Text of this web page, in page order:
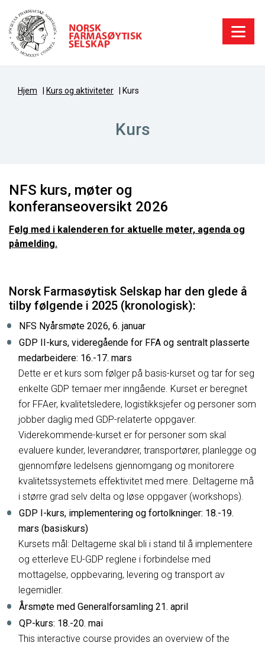
Hjem Kurs og aktiviteter Kurs
Kurs
NFS kurs, møter og
konferanseoversikt 2026
Følg med i kalenderen for aktuelle møter, agenda og
påmelding.
Norsk Farmasøytisk Selskap har den glede å
tilby følgende i 2025 (kronologisk):
NFS Nyårsmøte 2026, 6. januar
GDP II-kurs, videregående for FFA og sentralt plasserte
medarbeidere: 16.-17. mars
Dette er et kurs som følger på basis-kurset og tar for seg
enkelte GDP temaer mer inngående. Kurset er beregnet
for FFAer, kvalitetsledere, logistikksjefer og personer som
jobber daglig med GDP-relaterte oppgaver.
Viderekommende-kurset er for personer som skal
evaluere kunder, leverandører, transportører, planlegge og
gjennomføre ledelsens gjennomgang og monitorere
kvalitetssystemets effektivitet med mere. Deltagerne må
i større grad selv delta og løse oppgaver (workshops).
GDP I-kurs, implementering og fortolkninger: 18.-19.
mars (basiskurs)
Kursets mål: Deltagerne skal bli i stand til å implementere
og etterleve EU-GDP reglene i forbindelse med
mottagelse, oppbevaring, levering og transport av
legemidler.
Årsmøte med Generalforsamling 21. april
QP-kurs: 18.-20. mai
This interactive course provides an overview of the